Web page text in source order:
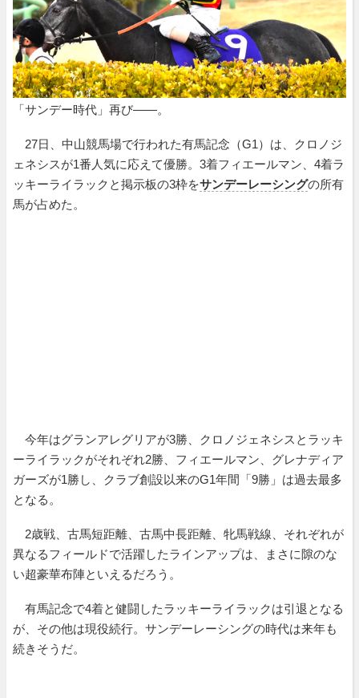
「サンデー時代」再び――。
27日、中山競馬場で行われた有馬記念（G1）は、クロノジ
ェネシスが1番人気に応えて優勝。3着フィエールマン、4着ラ
ッキーライラックと掲示板の3枠をサンデーレーシングの所有
馬が占めた。
今年はグランアレグリアが3勝、クロノジェネシスとラッキ
ーライラックがそれぞれ2勝、フィエールマン、グレナディア
ガーズが1勝し、クラブ創設以来のG1年間「9勝」は過去最多
となる。
2歳戦、古馬短距離、古馬中長距離、牝馬戦線、それぞれが
異なるフィールドで活躍したラインアップは、まさに隙のな
い超豪華布陣といえるだろう。
有馬記念で4着と健闘したラッキーライラックは引退となる
が、その他は現役続行。サンデーレーシングの時代は来年も
続きそうだ。